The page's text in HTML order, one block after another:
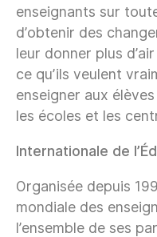
enseignants sur
d’obtenir des
leur donner plus
ce qu’ils veulent
enseigner aux
les écoles et les
Internationale de
Organisée depuis
mondiale des
l’ensemble de ses